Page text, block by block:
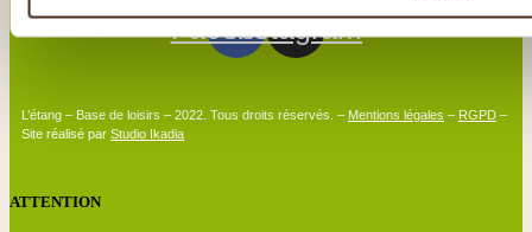
Facebook
Instagram
L’étang – Base de loisirs – 2022. Tous droits réservés. – Mentions légales – RGPD –
Site réalisé par Studio Ikadia
ATTENTION